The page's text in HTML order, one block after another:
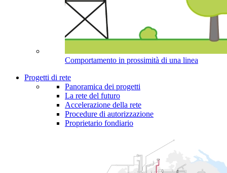
Comportamento in prossimità di una linea
Progetti di rete
Panoramica dei progetti
La rete del futuro
Accelerazione della rete
Procedure di autorizzazione
Proprietario fondiario